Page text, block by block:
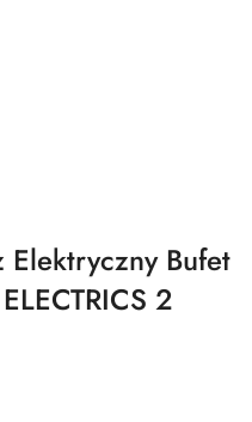
Bufet
2